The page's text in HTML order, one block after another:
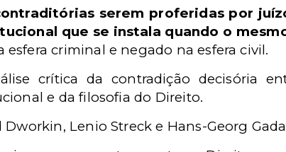
serem proferidas por
que se instala quando o
criminal e negado na esfera civil.
crítica da contradição decisória
e da filosofia do Direito.
Dworkin, Lenio Streck e Hans-Georg